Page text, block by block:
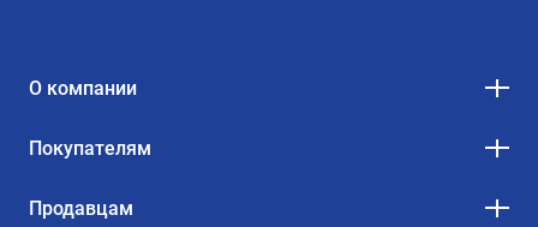
О компании
Покупателям
Продавцам